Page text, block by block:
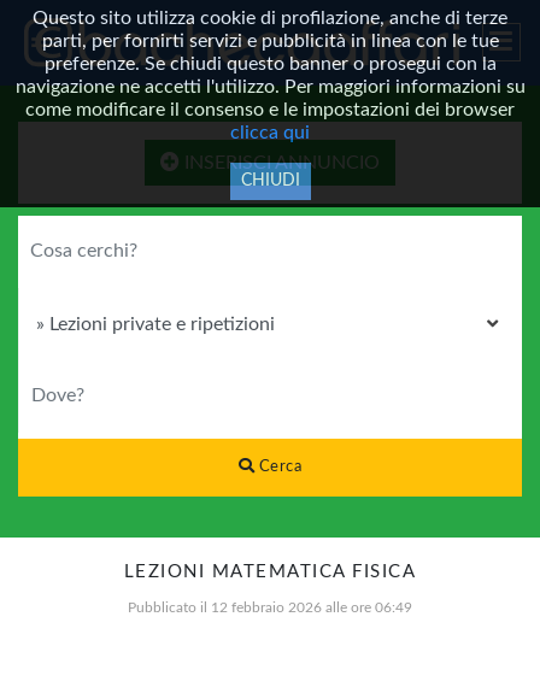
Questo sito utilizza cookie di profilazione, anche di terze
parti, per fornirti servizi e pubblicità in linea con le tue
preferenze. Se chiudi questo banner o prosegui con la
navigazione ne accetti l'utilizzo. Per maggiori informazioni su
come modificare il consenso e le impostazioni dei browser
clicca qui
CHIUDI
INSERISCI ANNUNCIO
Cerca
LEZIONI MATEMATICA FISICA
Pubblicato il 12 febbraio 2026 alle ore 06:49